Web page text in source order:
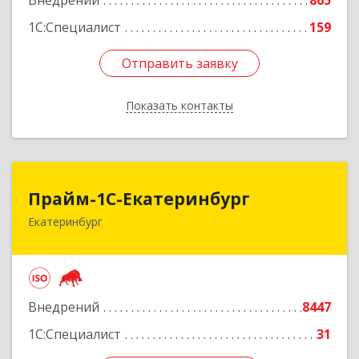
1С:Специалист
159
Отправить заявку
Показать контакты
Отправить заявку
Назад
Прайм-1С-Екатеринбург
Екатеринбург
Внедрений
8447
1С:Специалист
31
Прайм-1С-Екатеринбург
620142, Свердловская обл, Екатеринбург г, 8